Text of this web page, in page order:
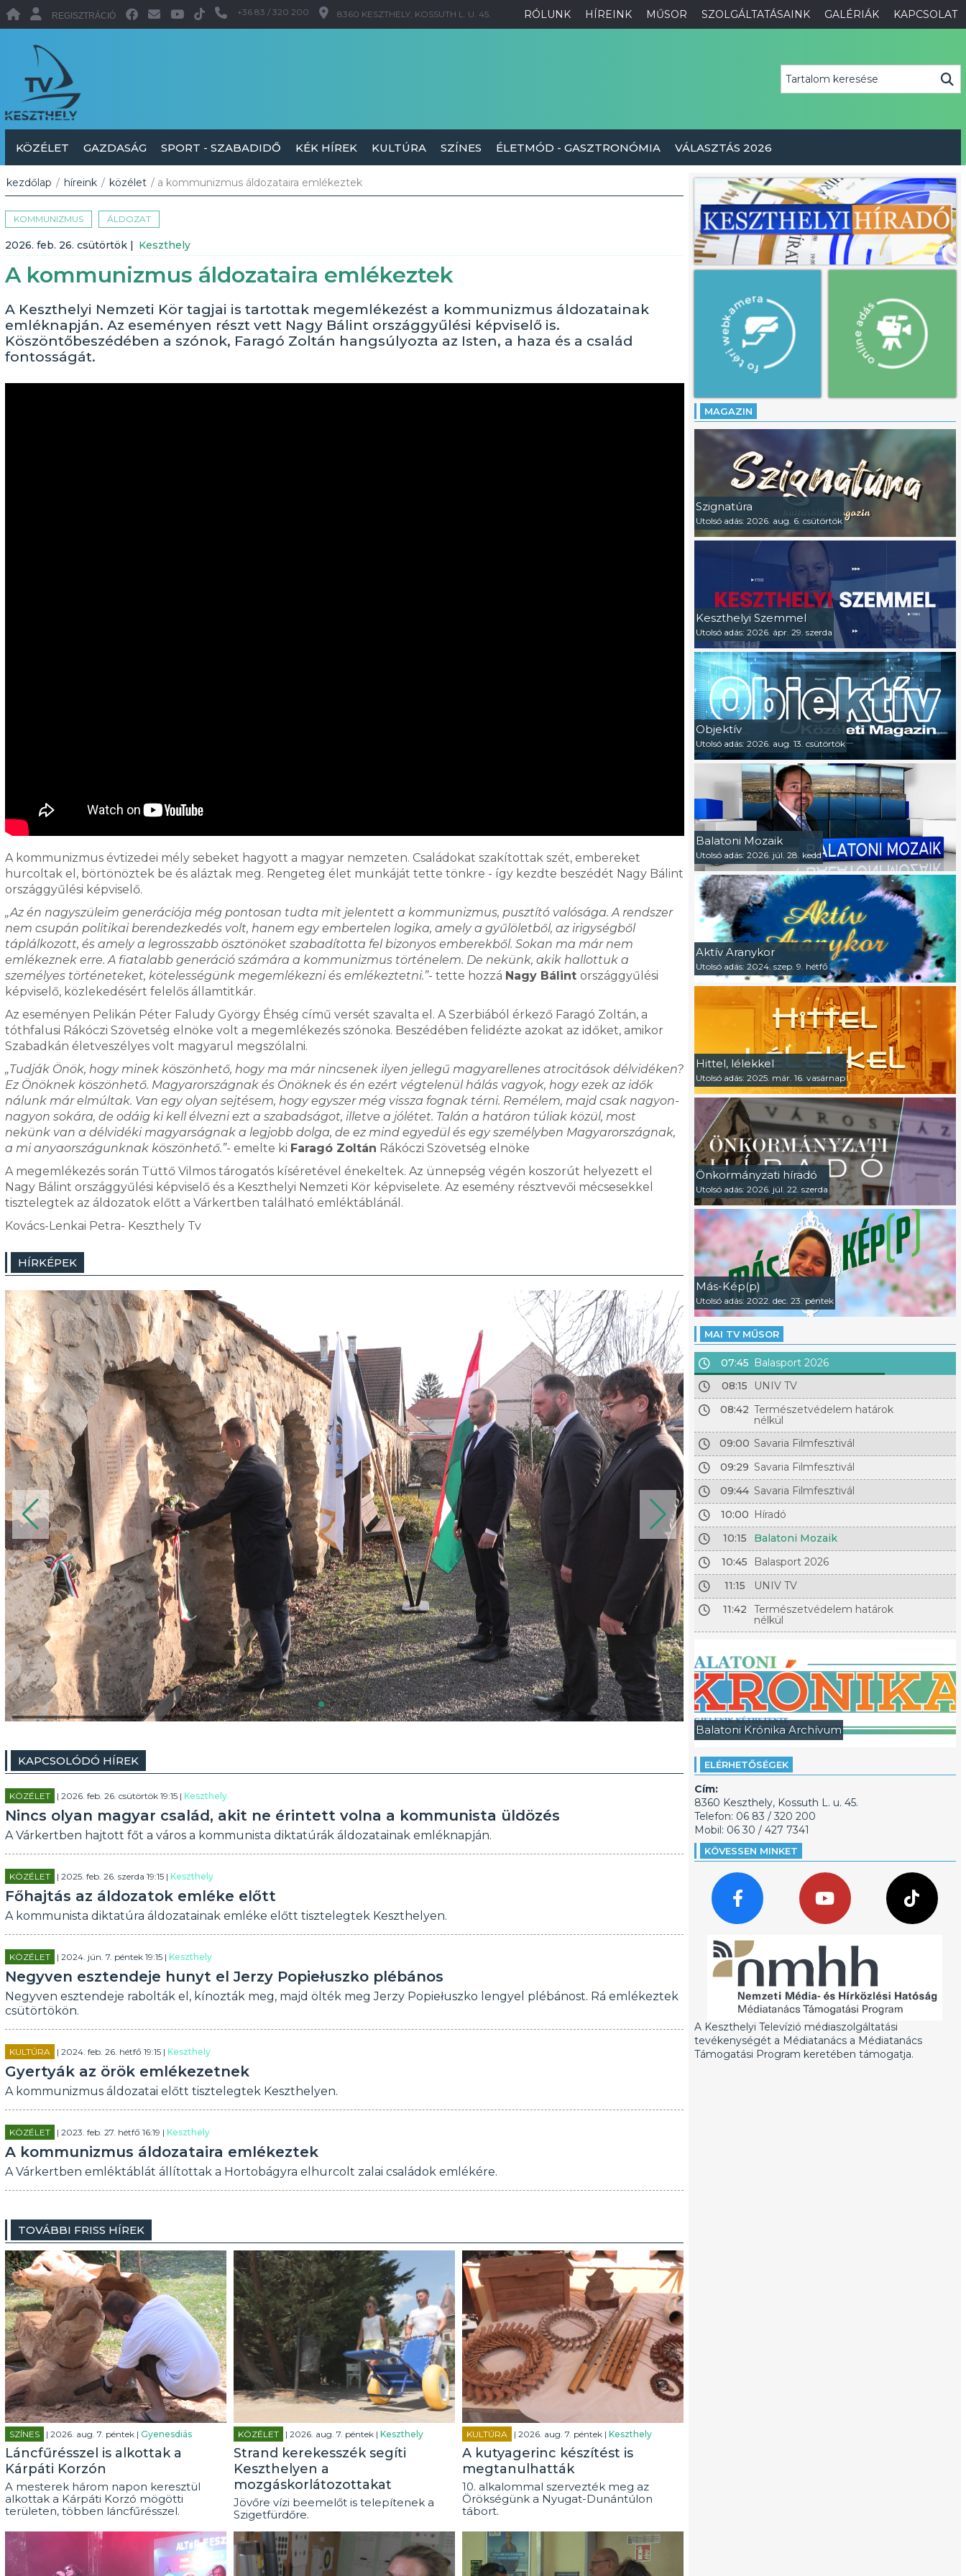
RÓLUNK HÍREINK MŰSOR SZOLGÁLTATÁSAINK GALÉRIÁK KAPCSOLAT
REGISZTRÁCIÓ +36 83 / 320 200 8360 KESZTHELY, KOSSUTH L. U. 45.
KÖZÉLET GAZDASÁG SPORT - SZABADIDŐ KÉK HÍREK KULTÚRA SZÍNES ÉLETMÓD - GASZTRONÓMIA VÁLASZTÁS 2026
kezdőlap / híreink / közélet / a kommunizmus áldozataira emlékeztek
KOMMUNIZMUS ÁLDOZAT
2026. feb. 26. csütörtök | Keszthely
A kommunizmus áldozataira emlékeztek
A Keszthelyi Nemzeti Kör tagjai is tartottak megemlékezést a kommunizmus áldozatainak
emléknapján. Az eseményen részt vett Nagy Bálint országgyűlési képviselő is.
Köszöntőbeszédében a szónok, Faragó Zoltán hangsúlyozta az Isten, a haza és a család
fontosságát.
A kommunizmus évtizedei mély sebeket hagyott a magyar nemzeten. Családokat szakítottak szét, embereket
hurcoltak el, börtönöztek be és aláztak meg. Rengeteg élet munkáját tette tönkre - így kezdte beszédét Nagy Bálint
országgyűlési képviselő.
„Az én nagyszüleim generációja még pontosan tudta mit jelentett a kommunizmus, pusztító valósága. A rendszer
nem csupán politikai berendezkedés volt, hanem egy embertelen logika, amely a gyűlöletből, az irigységből
táplálkozott, és amely a legrosszabb ösztönöket szabadította fel bizonyos emberekből. Sokan ma már nem
emlékeznek erre. A fiatalabb generáció számára a kommunizmus történelem. De nekünk, akik hallottuk a
személyes történeteket, kötelességünk megemlékezni és emlékeztetni.”- tette hozzá Nagy Bálint országgyűlési
képviselő, közlekedésért felelős államtitkár.
Az eseményen Pelikán Péter Faludy György Éhség című versét szavalta el. A Szerbiából érkező Faragó Zoltán, a
tóthfalusi Rákóczi Szövetség elnöke volt a megemlékezés szónoka. Beszédében felidézte azokat az időket, amikor
Szabadkán életveszélyes volt magyarul megszólalni.
„Tudják Önök, hogy minek köszönhető, hogy ma már nincsenek ilyen jellegű magyarellenes atrocitások délvidéken?
Ez Önöknek köszönhető. Magyarországnak és Önöknek és én ezért végtelenül hálás vagyok, hogy ezek az idők
nálunk már elmúltak. Van egy olyan sejtésem, hogy egyszer még vissza fognak térni. Remélem, majd csak nagyon-
nagyon sokára, de odáig ki kell élvezni ezt a szabadságot, illetve a jólétet. Talán a határon túliak közül, most
nekünk van a délvidéki magyarságnak a legjobb dolga, de ez mind egyedül és egy személyben Magyarországnak,
a mi anyaországunknak köszönhető.”- emelte ki Faragó Zoltán Rákóczi Szövetség elnöke
A megemlékezés során Tüttő Vilmos tárogatós kíséretével énekeltek. Az ünnepség végén koszorút helyezett el
Nagy Bálint országgyűlési képviselő és a Keszthelyi Nemzeti Kör képviselete. Az esemény résztvevői mécsesekkel
tisztelegtek az áldozatok előtt a Várkertben található emléktáblánál.
Kovács-Lenkai Petra- Keszthely Tv
HÍRKÉPEK
KAPCSOLÓDÓ HÍREK
KÖZÉLET | 2026. feb. 26. csütörtök 19:15 | Keszthely
Nincs olyan magyar család, akit ne érintett volna a kommunista üldözés
A Várkertben hajtott főt a város a kommunista diktatúrák áldozatainak emléknapján.
KÖZÉLET | 2025. feb. 26. szerda 19:15 | Keszthely
Főhajtás az áldozatok emléke előtt
A kommunista diktatúra áldozatainak emléke előtt tisztelegtek Keszthelyen.
KÖZÉLET | 2024. jún. 7. péntek 19:15 | Keszthely
Negyven esztendeje hunyt el Jerzy Popiełuszko plébános
Negyven esztendeje rabolták el, kínozták meg, majd ölték meg Jerzy Popiełuszko lengyel plébánost. Rá emlékeztek
csütörtökön.
KULTÚRA | 2024. feb. 26. hétfő 19:15 | Keszthely
Gyertyák az örök emlékezetnek
A kommunizmus áldozatai előtt tisztelegtek Keszthelyen.
KÖZÉLET | 2023. feb. 27. hétfő 16:19 | Keszthely
A kommunizmus áldozataira emlékeztek
A Várkertben emléktáblát állítottak a Hortobágyra elhurcolt zalai családok emlékére.
TOVÁBBI FRISS HÍREK
SZÍNES | 2026. aug. 7. péntek | Gyenesdiás
Láncfűrésszel is alkottak a
Kárpáti Korzón
A mesterek három napon keresztül
alkottak a Kárpáti Korzó mögötti
területen, többen láncfűrésszel.
KÖZÉLET | 2026. aug. 7. péntek | Keszthely
Strand kerekesszék segíti
Keszthelyen a
mozgáskorlátozottakat
Jövőre vízi beemelőt is telepítenek a
Szigetfürdőre.
KULTÚRA | 2026. aug. 7. péntek | Keszthely
A kutyagerinc készítést is
megtanulhatták
10. alkalommal szervezték meg az
Örökségünk a Nyugat-Dunántúlon
tábort.
MAGAZIN
Szignatúra
Utolsó adás: 2026. aug. 6. csütörtök
Keszthelyi Szemmel
Utolsó adás: 2026. ápr. 29. szerda
Objektív
Utolsó adás: 2026. aug. 13. csütörtök
Balatoni Mozaik
Utolsó adás: 2026. júl. 28. kedd
Aktív Aranykor
Utolsó adás: 2024. szep. 9. hétfő
Hittel, lélekkel
Utolsó adás: 2025. már. 16. vasárnap
Önkormányzati híradó
Utolsó adás: 2026. júl. 22. szerda
Más-Kép(p)
Utolsó adás: 2022. dec. 23. péntek
MAI TV MŰSOR
07:45 Balasport 2026
08:15
UNIV TV
08:42 Természetvédelem határok
nélkül
09:00 Savaria Filmfesztivál
09:29 Savaria Filmfesztivál
09:44 Savaria Filmfesztivál
10:00 Híradó
10:15
Balatoni Mozaik
10:45
Balasport 2026
11:15
UNIV TV
11:42
Természetvédelem határok
nélkül
Balatoni Krónika Archívum
ELÉRHETŐSÉGEK
Cím:
8360 Keszthely, Kossuth L. u. 45.
Telefon: 06 83 / 320 200
Mobil: 06 30 / 427 7341
KÖVESSEN MINKET
A Keszthelyi Televízió médiaszolgáltatási
tevékenységét a Médiatanács a Médiatanács
Támogatási Program keretében támogatja.